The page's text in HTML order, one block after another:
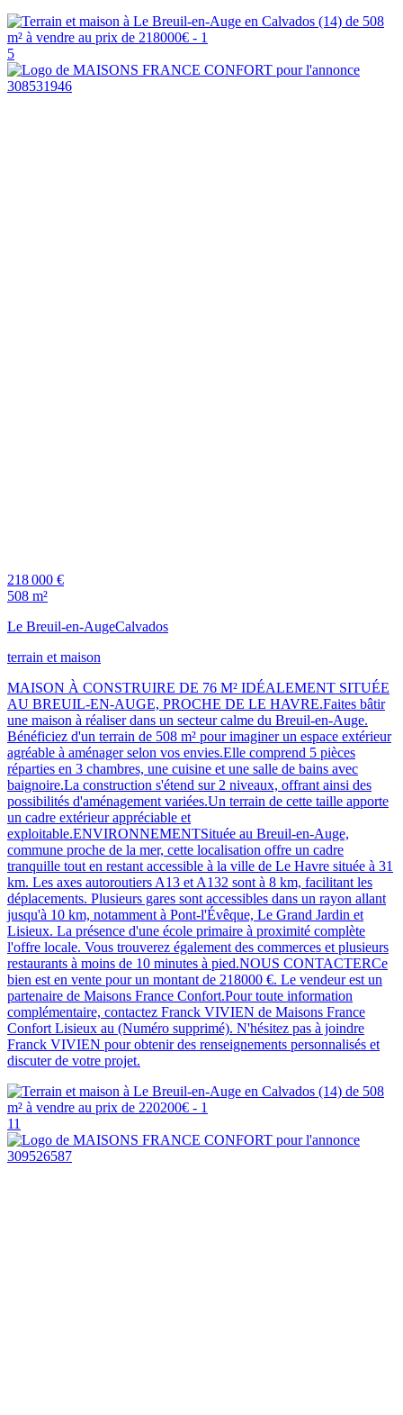
5
218 000 €
508 m²
Le Breuil-en-AugeCalvados
terrain et maison
MAISON À CONSTRUIRE DE 76 M² IDÉALEMENT SITUÉE
AU BREUIL-EN-AUGE, PROCHE DE LE HAVRE.Faites bâtir
une maison à réaliser dans un secteur calme du Breuil-en-Auge.
Bénéficiez d'un terrain de 508 m² pour imaginer un espace extérieur
agréable à aménager selon vos envies.Elle comprend 5 pièces
réparties en 3 chambres, une cuisine et une salle de bains avec
baignoire.La construction s'étend sur 2 niveaux, offrant ainsi des
possibilités d'aménagement variées.Un terrain de cette taille apporte
un cadre extérieur appréciable et
exploitable.ENVIRONNEMENTSituée au Breuil-en-Auge,
commune proche de la mer, cette localisation offre un cadre
tranquille tout en restant accessible à la ville de Le Havre située à 31
km. Les axes autoroutiers A13 et A132 sont à 8 km, facilitant les
déplacements. Plusieurs gares sont accessibles dans un rayon allant
jusqu'à 10 km, notamment à Pont-l'Évêque, Le Grand Jardin et
Lisieux. La présence d'une école primaire à proximité complète
l'offre locale. Vous trouverez également des commerces et plusieurs
restaurants à moins de 10 minutes à pied.NOUS CONTACTERCe
bien est en vente pour un montant de 218000 €. Le vendeur est un
partenaire de Maisons France Confort.Pour toute information
complémentaire, contactez Franck VIVIEN de Maisons France
Confort Lisieux au (Numéro supprimé). N'hésitez pas à joindre
Franck VIVIEN pour obtenir des renseignements personnalisés et
discuter de votre projet.
11